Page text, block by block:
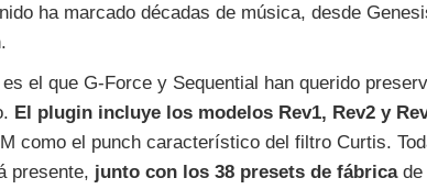
ha marcado décadas de música, desde
el que G‑Force y Sequential han querido
El plugin incluye los modelos Rev1, Rev2 y
como el punch característico del filtro Curtis.
presente, junto con los 38 presets de fábricade